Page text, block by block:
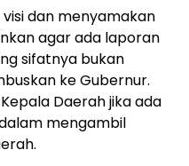
dan menyamakan
agar ada laporan
sifatnya bukan
ke Gubernur.
Daerah jika ada
mengambil